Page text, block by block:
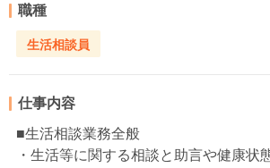
職種
生活相談員
仕事内容
■生活相談業務全般
・生活等に関する相談と助言や健康状